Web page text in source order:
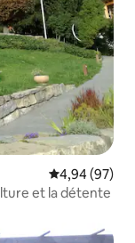
Évaluation
4,94 (97)
et la détente